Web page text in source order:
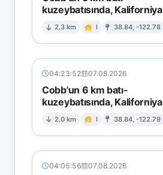
kuzeybatısında, Kaliforniya
2.3 km I 38.84, -122.78
04:23:52 07.08.2026
Cobb'un 6 km batı-
kuzeybatısında, Kaliforniya
2.0 km I 38.84, -122.79
04:05:56 07.08.2026